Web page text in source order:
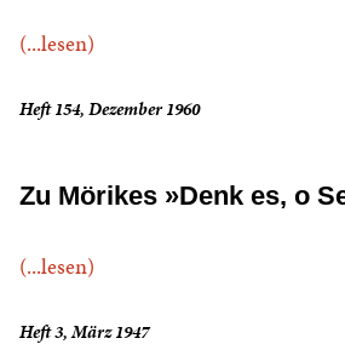
(...lesen)
Heft 154, Dezember 1960
Zu Mörikes »Denk es, o
(...lesen)
Heft 3, März 1947